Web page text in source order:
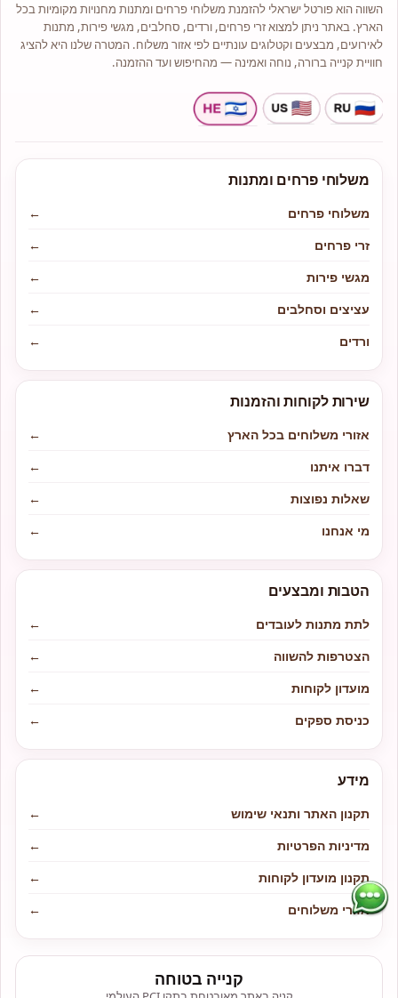
השווה הוא פורטל ישראלי להזמנת משלוחי פרחים ומתנות מחנויות מקומיות בכל
הארץ. באתר ניתן למצוא זרי פרחים, ורדים, סחלבים, מגשי פירות, מתנות
לאירועים, מבצעים וקטלוגים עונתיים לפי אזור משלוח. המטרה שלנו היא להציג
חוויית קנייה ברורה, נוחה ואמינה — מהחיפוש ועד ההזמנה.
משלוחי פרחים ומתנות
משלוחי פרחים
←
זרי פרחים
←
מגשי פירות
←
עציצים וסחלבים
←
ורדים
←
שירות לקוחות והזמנות
אזורי משלוחים בכל הארץ
←
דברו איתנו
←
שאלות נפוצות
←
מי אנחנו
←
הטבות ומבצעים
לתת מתנות לעובדים
←
הצטרפות להשווה
←
מועדון לקוחות
←
כניסת ספקים
←
מידע
תקנון האתר ותנאי שימוש
←
מדיניות הפרטיות
←
תקנון מועדון לקוחות
←
אזורי משלוחים
←
קנייה בטוחה